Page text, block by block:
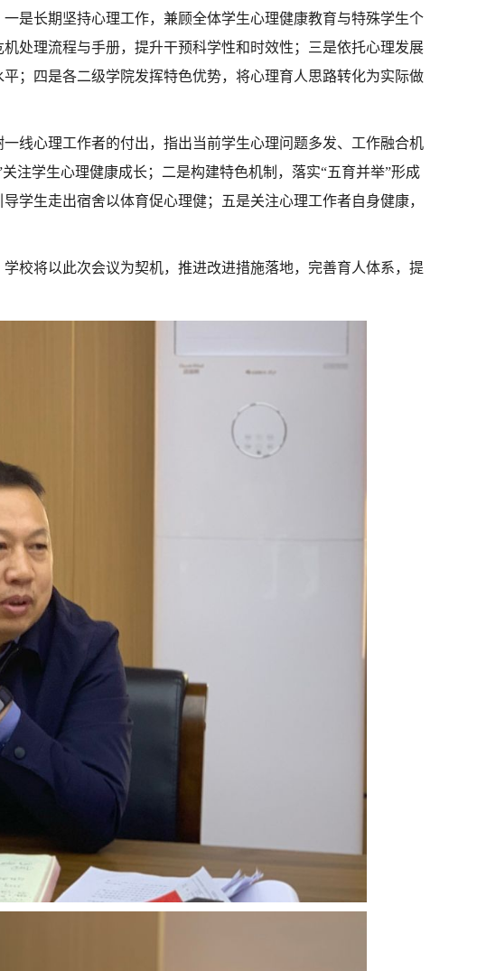
是长期坚持心理工作，兼顾全体学生心理健康教育与特殊学生个
处理流程与手册，提升干预科学性和时效性；三是依托心理发展
；四是各二级学院发挥特色优势，将心理育人思路转化为实际做
线心理工作者的付出，指出当前学生心理问题多发、工作融合机
注学生心理健康成长；二是构建特色机制，落实“五育并举”形成
学生走出宿舍以体育促心理健；五是关注心理工作者自身健康，
校将以此次会议为契机，推进改进措施落地，完善育人体系，提